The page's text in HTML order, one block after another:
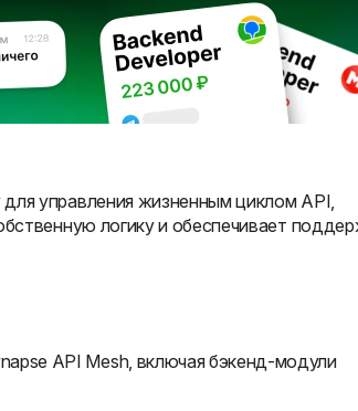
управления жизненным циклом API,
логику и обеспечивает
API Mesh, включая бэкенд-модули